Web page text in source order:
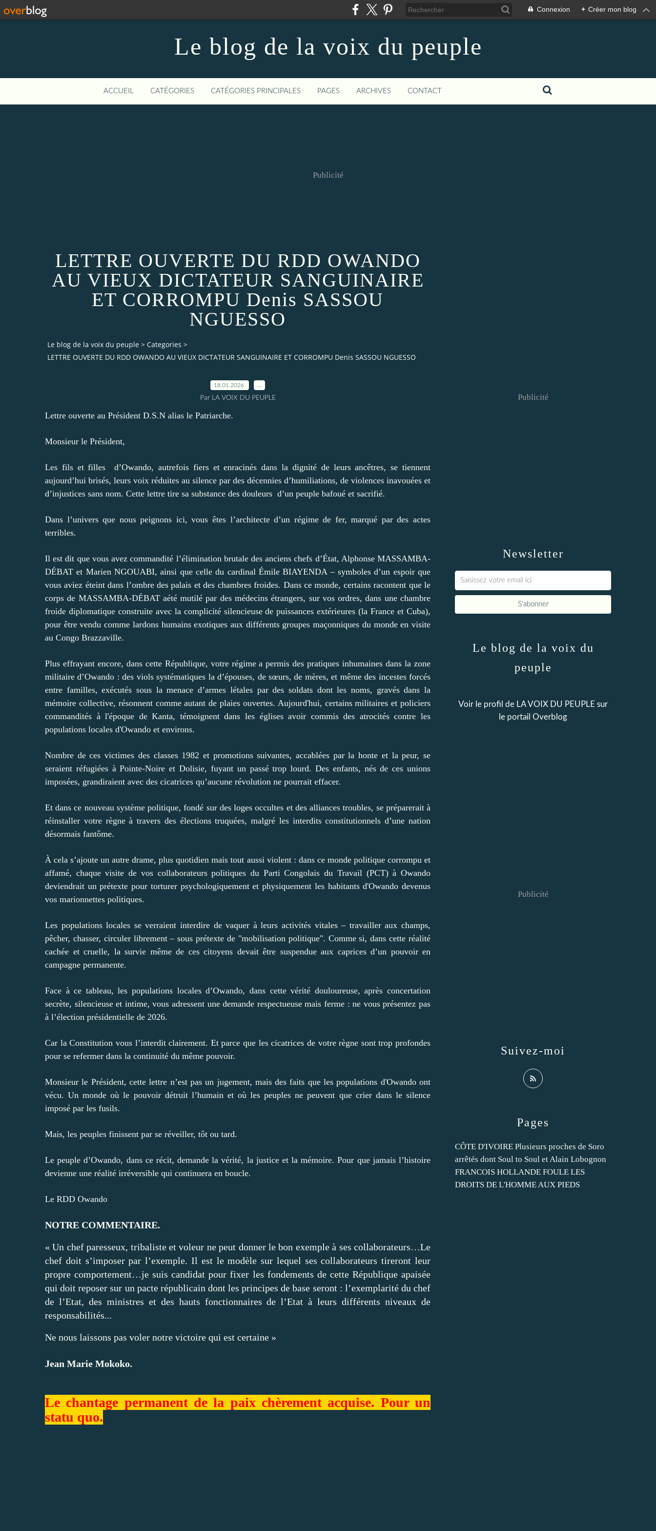
Connexion + Créer mon blog
Le blog de la voix du peuple
ACCUEIL CATÉGORIES CATÉGORIES PRINCIPALES PAGES ARCHIVES CONTACT
Publicité
LETTRE OUVERTE DU RDD OWANDO
AU VIEUX DICTATEUR SANGUINAIRE
ET CORROMPU Denis SASSOU
NGUESSO
Le blog de la voix du peuple > Categories >
LETTRE OUVERTE DU RDD OWANDO AU VIEUX DICTATEUR SANGUINAIRE ET CORROMPU Denis SASSOU NGUESSO
18.01.2026
Par LA VOIX DU PEUPLE
Lettre ouverte au Président D.S.N alias le Patriarche.
Monsieur le Président,
Les fils et filles d’Owando, autrefois fiers et enracinés dans la dignité de leurs ancêtres, se tiennent
aujourd’hui brisés, leurs voix réduites au silence par des décennies d’humiliations, de violences inavouées et
d’injustices sans nom. Cette lettre tire sa substance des douleurs d’un peuple bafoué et sacrifié.
Dans l’univers que nous peignons ici, vous êtes l’architecte d’un régime de fer, marqué par des actes
terribles.
Il est dit que vous avez commandité l’élimination brutale des anciens chefs d’État, Alphonse MASSAMBA-
DÉBAT et Marien NGOUABI, ainsi que celle du cardinal Émile BIAYENDA – symboles d’un espoir que
vous aviez éteint dans l’ombre des palais et des chambres froides. Dans ce monde, certains racontent que le
corps de MASSAMBA-DÉBAT aété mutilé par des médecins étrangers, sur vos ordres, dans une chambre
froide diplomatique construite avec la complicité silencieuse de puissances extérieures (la France et Cuba),
pour être vendu comme lardons humains exotiques aux différents groupes maçonniques du monde en visite
au Congo Brazzaville.
Plus effrayant encore, dans cette République, votre régime a permis des pratiques inhumaines dans la zone
militaire d’Owando : des viols systématiques la d’épouses, de sœurs, de mères, et même des incestes forcés
entre familles, exécutés sous la menace d’armes létales par des soldats dont les noms, gravés dans la
mémoire collective, résonnent comme autant de plaies ouvertes. Aujourd'hui, certains militaires et policiers
commandités à l'époque de Kanta, témoignent dans les églises avoir commis des atrocités contre les
populations locales d'Owando et environs.
Nombre de ces victimes des classes 1982 et promotions suivantes, accablées par la honte et la peur, se
seraient réfugiées à Pointe-Noire et Dolisie, fuyant un passé trop lourd. Des enfants, nés de ces unions
imposées, grandiraient avec des cicatrices qu’aucune révolution ne pourrait effacer.
Et dans ce nouveau système politique, fondé sur des loges occultes et des alliances troubles, se préparerait à
réinstaller votre règne à travers des élections truquées, malgré les interdits constitutionnels d’une nation
désormais fantôme.
À cela s’ajoute un autre drame, plus quotidien mais tout aussi violent : dans ce monde politique corrompu et
affamé, chaque visite de vos collaborateurs politiques du Parti Congolais du Travail (PCT) à Owando
deviendrait un prétexte pour torturer psychologiquement et physiquement les habitants d'Owando devenus
vos marionnettes politiques.
Les populations locales se verraient interdire de vaquer à leurs activités vitales – travailler aux champs,
pêcher, chasser, circuler librement – sous prétexte de "mobilisation politique". Comme si, dans cette réalité
cachée et cruelle, la survie même de ces citoyens devait être suspendue aux caprices d’un pouvoir en
campagne permanente.
Face à ce tableau, les populations locales d’Owando, dans cette vérité douloureuse, après concertation
secrète, silencieuse et intime, vous adressent une demande respectueuse mais ferme : ne vous présentez pas
à l’élection présidentielle de 2026.
Car la Constitution vous l’interdit clairement. Et parce que les cicatrices de votre règne sont trop profondes
pour se refermer dans la continuité du même pouvoir.
Monsieur le Président, cette lettre n’est pas un jugement, mais des faits que les populations d'Owando ont
vécu. Un monde où le pouvoir détruit l’humain et où les peuples ne peuvent que crier dans le silence
imposé par les fusils.
Mais, les peuples finissent par se réveiller, tôt ou tard.
Le peuple d’Owando, dans ce récit, demande la vérité, la justice et la mémoire. Pour que jamais l’histoire
devienne une réalité irréversible qui continuera en boucle.
Le RDD Owando
NOTRE COMMENTAIRE.
« Un chef paresseux, tribaliste et voleur ne peut donner le bon exemple à ses collaborateurs…Le
chef doit s’imposer par l’exemple. Il est le modèle sur lequel ses collaborateurs tireront leur
propre comportement…je suis candidat pour fixer les fondements de cette République apaisée
qui doit reposer sur un pacte républicain dont les principes de base seront : l’exemplarité du chef
de l’Etat, des ministres et des hauts fonctionnaires de l’Etat à leurs différents niveaux de
responsabilités...
Ne nous laissons pas voler notre victoire qui est certaine »
Jean Marie Mokoko.
Le chantage permanent de la paix chèrement acquise. Pour un
statu quo.
Newsletter
Publicité
Pages
CÔTE D'IVOIRE Plusieurs proches de Soro
arrêtés dont Soul to Soul et Alain Lobognon
FRANCOIS HOLLANDE FOULE LES
DROITS DE L'HOMME AUX PIEDS
Le blog de la voix du
peuple
Voir le profil de LA VOIX DU PEUPLE sur
le portail Overblog
Suivez-moi
Publicité